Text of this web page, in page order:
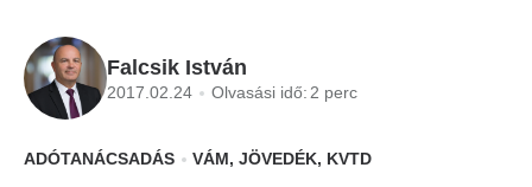
Falcsik István
2017.02.24 Olvasási idő: 2 perc
ADÓTANÁCSADÁS VÁM, JÖVEDÉK, KVTD